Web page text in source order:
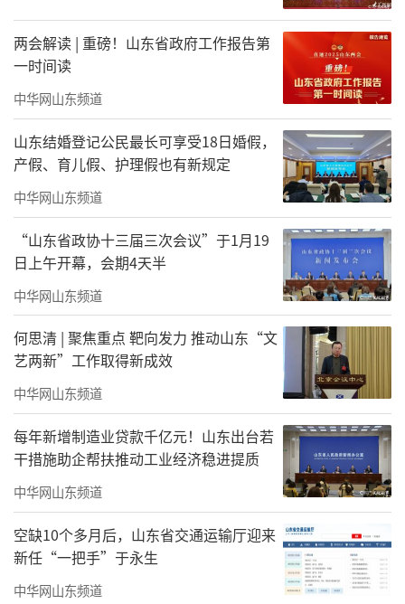
山东省儒学发展促进会讲师范会先
两会解读 | 重磅！山东省政府工作报告第
一时间读
中华网山东频道
山东结婚登记公民最长可享受18日婚假，
产假、育儿假、护理假也有新规定
中华网山东频道
“山东省政协十三届三次会议”于1月19
日上午开幕，会期4天半
中华网山东频道
何思清 | 聚焦重点 靶向发力 推动山东“文
艺两新”工作取得新成效
中华网山东频道
每年新增制造业贷款千亿元！山东出台若
干措施助企帮扶推动工业经济稳进提质
中华网山东频道
空缺10个多月后，山东省交通运输厅迎来
新任“一把手”于永生
中华网山东频道